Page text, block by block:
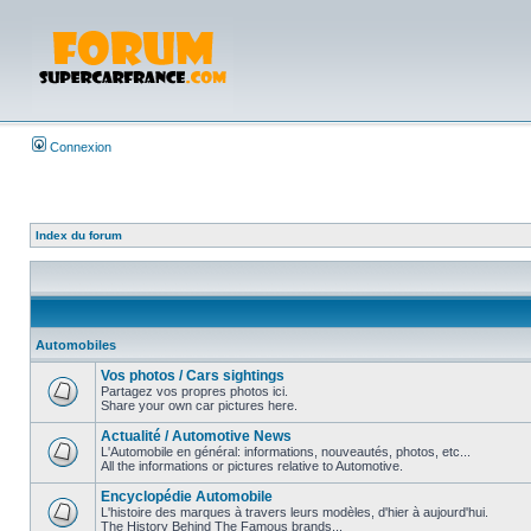
Connexion
Index du forum
Automobiles
Vos photos / Cars sightings
Partagez vos propres photos ici.
Share your own car pictures here.
Actualité / Automotive News
L'Automobile en général: informations, nouveautés, photos, etc...
All the informations or pictures relative to Automotive.
Encyclopédie Automobile
L'histoire des marques à travers leurs modèles, d'hier à aujourd'hui.
The History Behind The Famous brands...